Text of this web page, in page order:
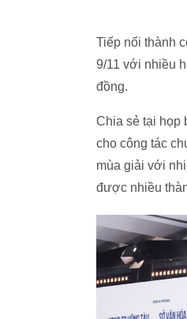
Tiếp nối thành
9/11 với nhiều
đồng.
Chia sẻ tại họp
cho công tác
mùa giải với
được nhiều